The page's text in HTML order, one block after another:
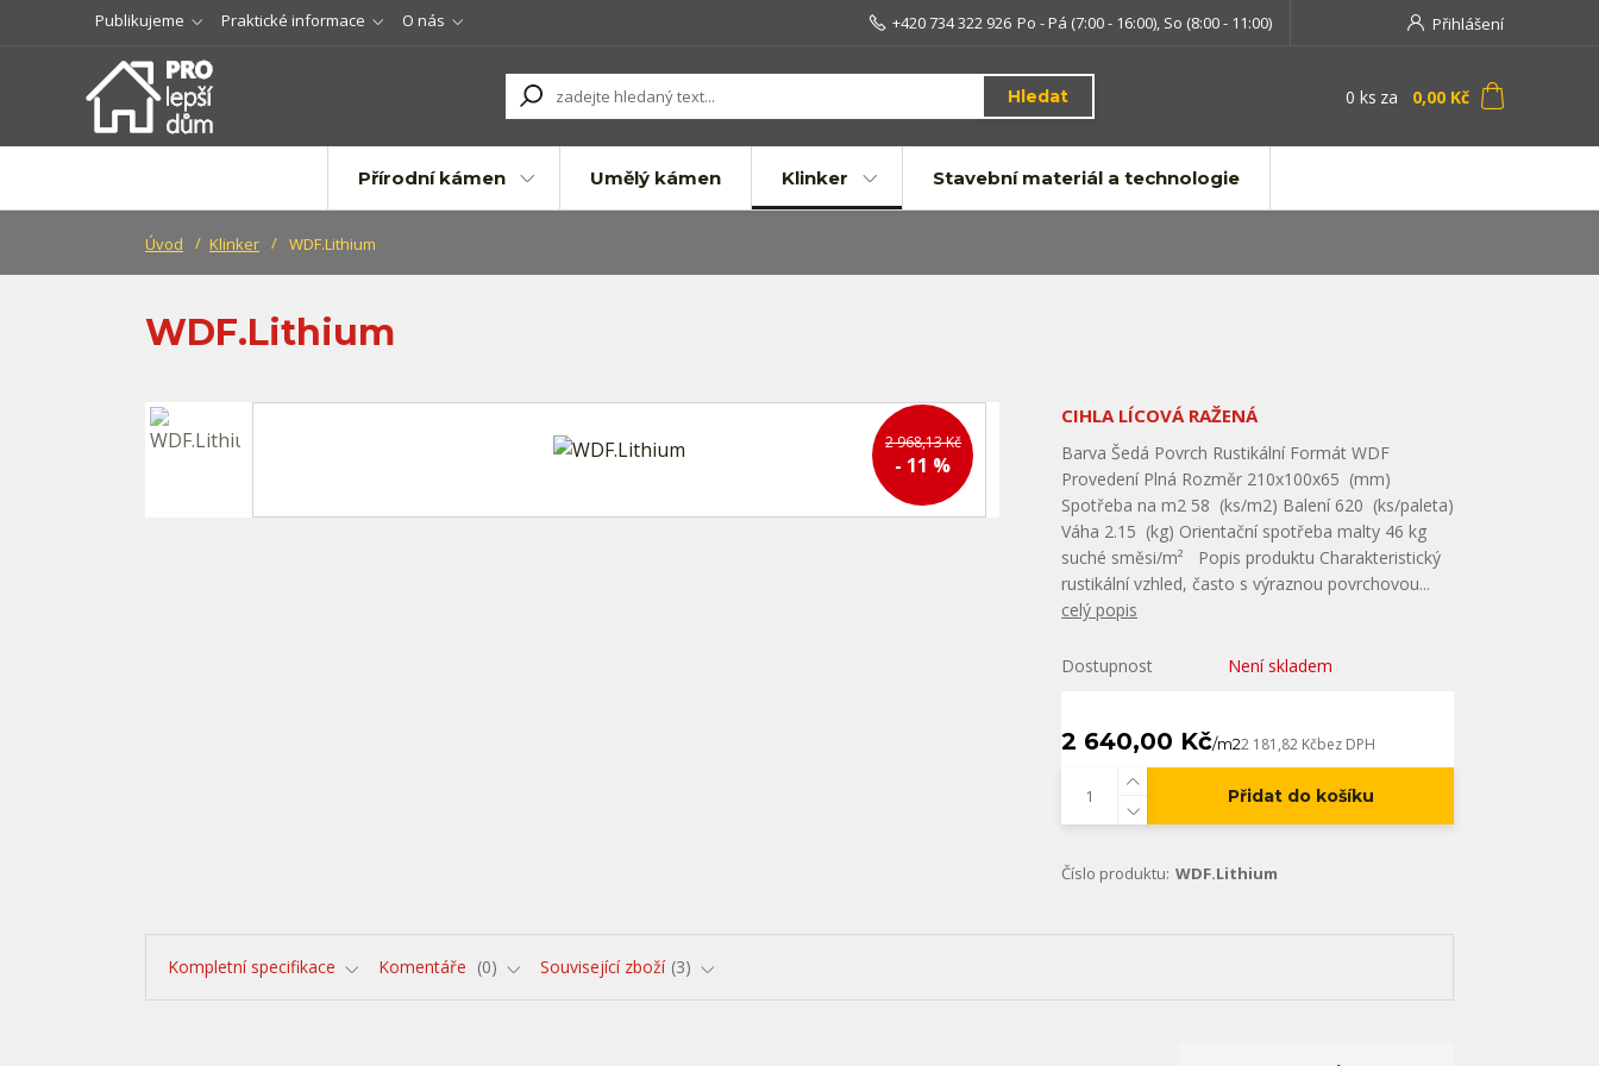
Publikujeme Praktické informace O nás Přihlášení
Hledat
+420 734 322 926 Po - Pá (7:00 - 16:00), So (8:00 - 11:00)
0 ks za 0,00 Kč
Přírodní kámen Umělý kámen Klinker Stavební materiál a technologie
Úvod Klinker WDF.Lithium
WDF.Lithium
2 968,13 Kč
- 11 %
CIHLA LÍCOVÁ RAŽENÁ
Barva Šedá Povrch Rustikální Formát WDF
Provedení Plná Rozměr 210x100x65 (mm)
Spotřeba na m2 58 (ks/m2) Balení 620 (ks/paleta)
Váha 2.15 (kg) Orientační spotřeba malty 46 kg
suché směsi/m² Popis produktu Charakteristický
rustikální vzhled, často s výraznou povrchovou...
celý popis
Dostupnost Není skladem
2 640,00 Kč/m22 181,82 Kčbez DPH
Přidat do košíku
Číslo produktu: WDF.Lithium
Kompletní specifikace Komentáře 0 Související zboží 3